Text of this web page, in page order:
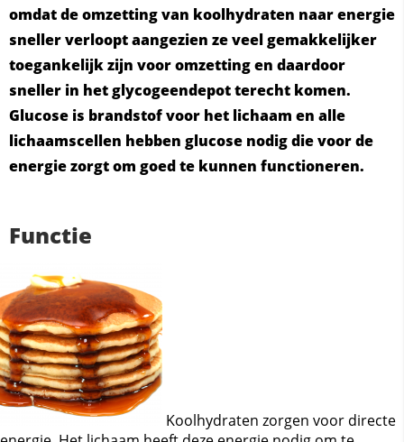
omdat de omzetting van koolhydraten naar energie
sneller verloopt aangezien ze veel gemakkelijker
toegankelijk zijn voor omzetting en daardoor
sneller in het glycogeendepot terecht komen.
Glucose is brandstof voor het lichaam en alle
lichaamscellen hebben glucose nodig die voor de
energie zorgt om goed te kunnen functioneren.
Functie
Koolhydraten zorgen voor directe